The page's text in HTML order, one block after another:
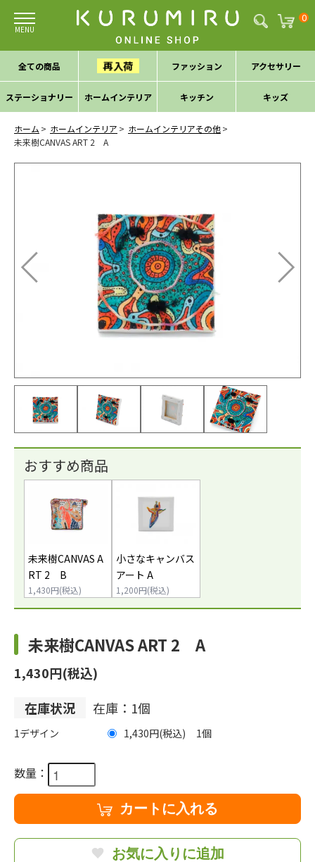
0
全ての商品 再入荷 ファッション アクセサリー
ステーショナリー ホームインテリア キッチン キッズ
ホーム ホームインテリア
ホームインテリアその他
未来樹CANVAS ART 2 A
おすすめ商品
未来樹CANVAS A
RT 2 B
1,430円(税込)
小さなキャンバス
アート A
1,200円(税込)
未来樹CANVAS ART 2 A
1,430円(税込)
在庫状況
在庫：1個
1デザイン 1,430円(税込) 1
数量：
カートに入れる
お気に入りに追加